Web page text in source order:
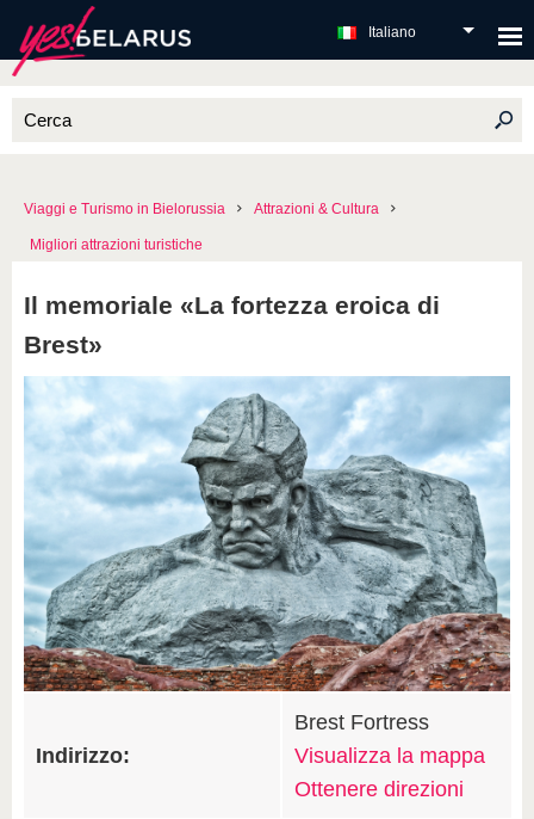
Italiano
Viaggi e Turismo in Bielorussia Attrazioni & Cultura
Migliori attrazioni turistiche
Il memoriale «La fortezza eroica di
Brest»
Indirizzo:
Brest Fortress
Visualizza la mappa
Ottenere direzioni